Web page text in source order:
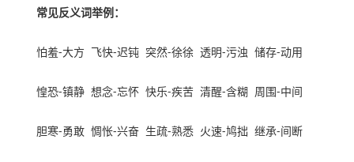
常见反义词举例：
怕羞-大方 飞快-迟钝 突然-徐徐 透明-污浊 储存-动用
惶恐-镇静 想念-忘怀 快乐-疾苦 清醒-含糊 周围-中间
胆寒-勇敢 惆怅-兴奋 生疏-熟悉 火速-鸠拙 继承-间断